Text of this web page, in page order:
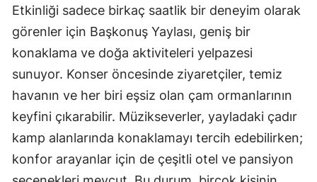
Etkinliği sadece birkaç saatlik bir deneyim olarak
görenler için Başkonuş Yaylası, geniş bir
konaklama ve doğa aktiviteleri yelpazesi
sunuyor. Konser öncesinde ziyaretçiler, temiz
havanın ve her biri eşsiz olan çam ormanlarının
keyfini çıkarabilir. Müzikseverler, yayladaki çadır
kamp alanlarında konaklamayı tercih edebilirken;
konfor arayanlar için de çeşitli otel ve pansiyon